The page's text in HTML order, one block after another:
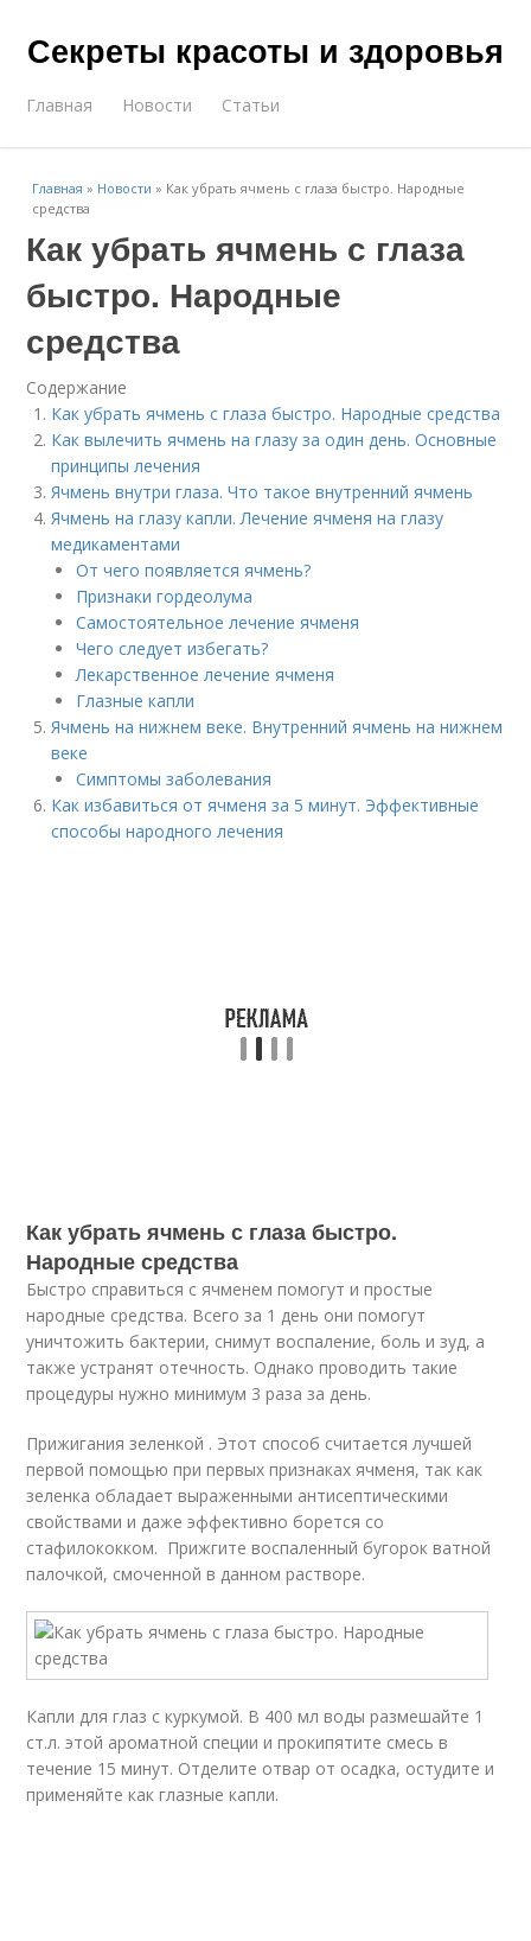
Секреты красоты и здоровья
Главная Новости Статьи
Главная » Новости » Как убрать ячмень с глаза быстро. Народные
средства
Как убрать ячмень с глаза
быстро. Народные
средства
Содержание
Как убрать ячмень с глаза быстро. Народные средства
Как вылечить ячмень на глазу за один день. Основные
принципы лечения
Ячмень внутри глаза. Что такое внутренний ячмень
Ячмень на глазу капли. Лечение ячменя на глазу
медикаментами
От чего появляется ячмень?
Признаки гордеолума
Самостоятельное лечение ячменя
Чего следует избегать?
Лекарственное лечение ячменя
Глазные капли
Ячмень на нижнем веке. Внутренний ячмень на нижнем
веке
Симптомы заболевания
Как избавиться от ячменя за 5 минут. Эффективные
способы народного лечения
Как убрать ячмень с глаза быстро.
Народные средства
Быстро справиться с ячменем помогут и простые
народные средства. Всего за 1 день они помогут
уничтожить бактерии, снимут воспаление, боль и зуд, а
также устранят отечность. Однако проводить такие
процедуры нужно минимум 3 раза за день.
Прижигания зеленкой . Этот способ считается лучшей
первой помощью при первых признаках ячменя, так как
зеленка обладает выраженными антисептическими
свойствами и даже эффективно борется со
стафилококком. Прижгите воспаленный бугорок ватной
палочкой, смоченной в данном растворе.
Капли для глаз с куркумой. В 400 мл воды размешайте 1
ст.л. этой ароматной специи и прокипятите смесь в
течение 15 минут. Отделите отвар от осадка, остудите и
применяйте как глазные капли.